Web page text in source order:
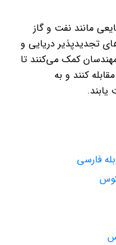
مانند نفت و گاز
تجدیدپذیر دریایی و
کمک می‌کنند تا
کنند و به
فارسی